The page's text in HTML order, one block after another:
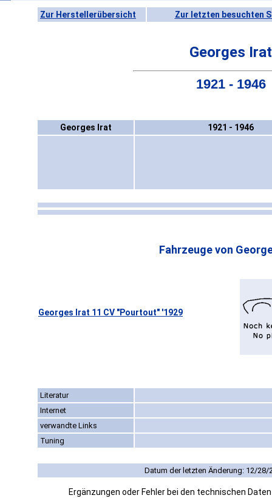
Zur Herstellerübersicht Zur letzten besuchten
Georges Irat
1921 - 1946
Georges Irat 1921 - 1946
Fahrzeuge von
Georges Irat 11 CV "Pourtout" '1929
Literatur
Internet
verwandte Links
Tuning
Datum der letzten Änderung: 12/28/
Ergänzungen oder Fehler bei den technischen